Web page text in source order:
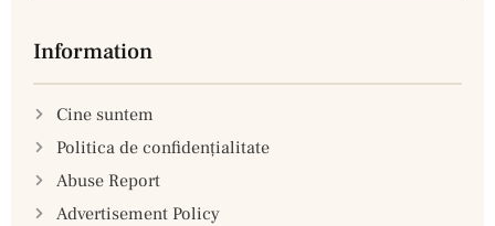
Information
Cine suntem
Politica de confidenţialitate
Abuse Report
Advertisement Policy